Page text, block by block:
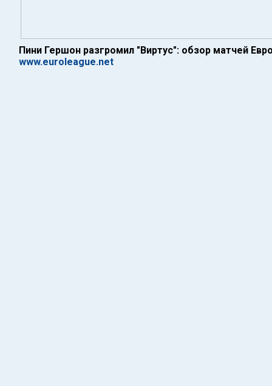
Пини Гершон разгромил "Виртус": обзор матчей
www.euroleague.net